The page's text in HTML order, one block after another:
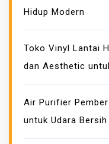
Hidup Modern
Toko Vinyl Lantai
dan Aesthetic
Air Purifier
untuk Udara Bersih